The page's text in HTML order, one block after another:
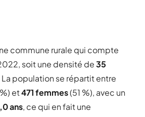
commune rurale qui compte
soit une densité de35
La population se répartit entre
et471 femmes(51 %), avec un
ans, ce qui en fait une